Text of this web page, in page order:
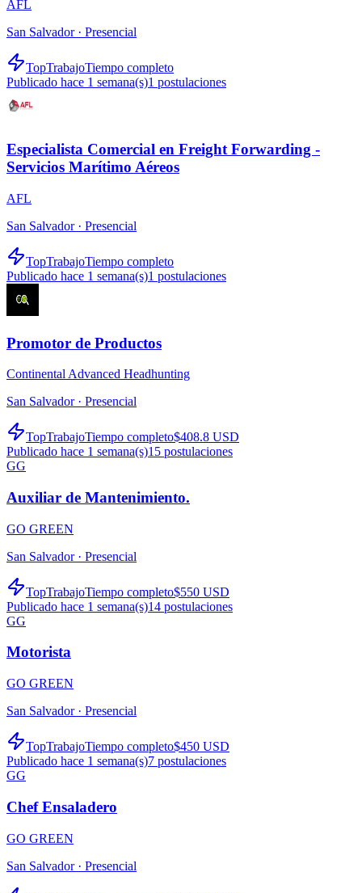
AFL
San Salvador · Presencial
TopTrabajoTiempo completo
Publicado hace 1 semana(s)1 postulaciones
Especialista Comercial en Freight Forwarding -
Servicios Marítimo Aéreos
AFL
San Salvador · Presencial
TopTrabajoTiempo completo
Publicado hace 1 semana(s)1 postulaciones
Promotor de Productos
Continental Advanced Headhunting
San Salvador · Presencial
TopTrabajoTiempo completo$408.8 USD
Publicado hace 1 semana(s)15 postulaciones
GG
Auxiliar de Mantenimiento.
GO GREEN
San Salvador · Presencial
TopTrabajoTiempo completo$550 USD
Publicado hace 1 semana(s)14 postulaciones
GG
Motorista
GO GREEN
San Salvador · Presencial
TopTrabajoTiempo completo$450 USD
Publicado hace 1 semana(s)7 postulaciones
GG
Chef Ensaladero
GO GREEN
San Salvador · Presencial